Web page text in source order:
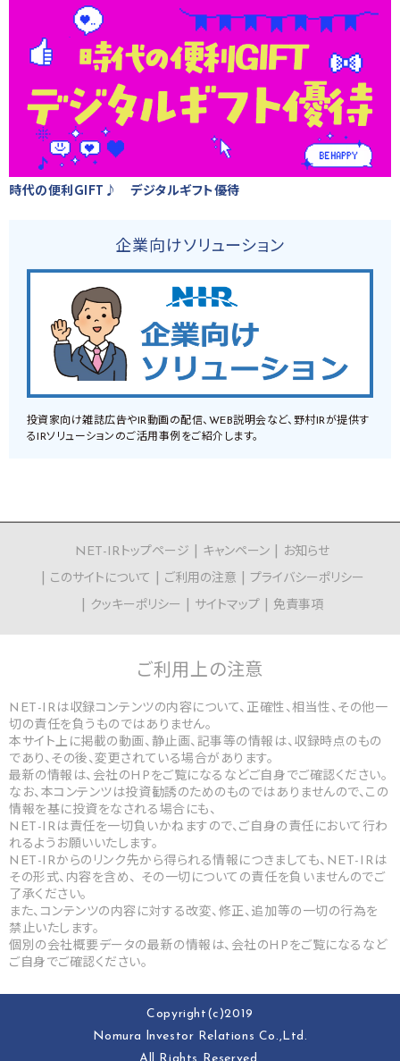
時代の便利GIFT♪ デジタルギフト優待
企業向けソリューション
投資家向け雑誌広告やIR動画の配信、WEB説明会など、野村IRが提供す
るIRソリューションのご活用事例をご紹介します。
NET-IRトップページ キャンペーン
お知らせ
このサイトについて
ご利用の注意
プライバシーポリシー
クッキーポリシー
サイトマップ 免責事項
ご利用上の注意
NET-IRは収録コンテンツの内容について、正確性、相当性、その他一
切の責任を負うものではありません。
本サイト上に掲載の動画、静止画、記事等の情報は、収録時点のもの
であり、その後、変更されている場合があります。
最新の情報は、会社のHPをご覧になるなどご自身でご確認ください。
なお、本コンテンツは投資勧誘のためのものではありませんので、この
情報を基に投資をなされる場合にも、
NET-IRは責任を一切負いかねますので、ご自身の責任において行わ
れるようお願いいたします。
NET-IRからのリンク先から得られる情報につきましても、NET-IRは
その形式、内容を含め、 その一切についての責任を負いませんのでご
了承ください。
また、コンテンツの内容に対する改変、修正、追加等の一切の行為を
禁止いたします。
個別の会社概要データの最新の情報は、会社のHPをご覧になるなど
ご自身でご確認ください。
Copyright(c)2019
Nomura lnvestor Relations Co.,Ltd.